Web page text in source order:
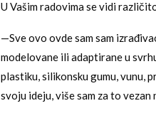
U Vašim radovima se vidi
—Sve ovo ovde sam sam
modelovane ili adaptirane u
plastiku, silikonsku gumu, vunu,
svoju ideju, više sam za to